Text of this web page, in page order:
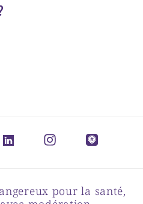
pour la santé,